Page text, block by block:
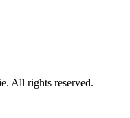
All rights reserved.